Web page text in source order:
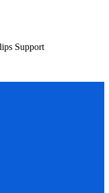
Support